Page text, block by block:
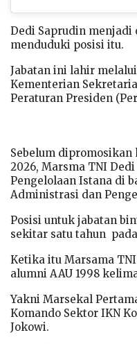
Dedi Saprudin menjadi
menduduki posisi itu.
Jabatan ini lahir
Kementerian
Peraturan Presiden
Sebelum dipromosikan
2026, Marsma TNI
Pengelolaan Istana di
Administrasi dan
Posisi untuk jabatan
sekitar satu tahun
Ketika itu Marsama
alumni AAU 1998
Yakni Marsekal
Komando Sektor IKN
Jokowi.